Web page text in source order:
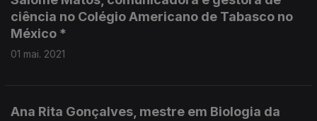
ciência no Colégio Americano de Tabasco no
México *
01 mai. 2021
Ana Rita Gonçalves, mestre em Biologia da